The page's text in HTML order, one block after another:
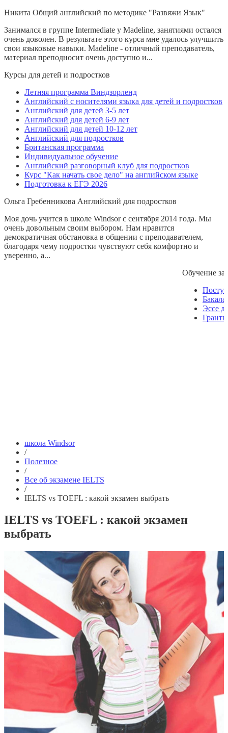
Никита Общий английский по методике "Развяжи Язык"
Занимался в группе Intermediate у Madeline, занятиями остался
очень доволен. В результате этого курса мне удалось улучшить
свои языковые навыки. Madeline - отличный преподаватель,
материал преподносит очень доступно и...
Курсы для детей и подростков
Летняя программа Виндзорленд
Английский с носителями языка для детей и подростков
Английский для детей 3-5 лет
Английский для детей 6-9 лет
Английский для детей 10-12 лет
Английский для подростков
Британская программа
Индивидуальное обучение
Английский разговорный клуб для подростков
Курс "Как начать свое дело" на английском языке
Подготовка к ЕГЭ 2026
Ольга Гребенникова Английский для подростков
Моя дочь учится в школе Windsor с сентября 2014 года. Мы
очень довольным своим выбором. Нам нравится
демократичная обстановка в общении с преподавателем,
благодаря чему подростки чувствуют себя комфортно и
уверенно, а...
Обучение
Эссе
школа Windsor
/
Полезное
/
Все об экзамене IELTS
/
IELTS vs TOEFL : какой экзамен выбрать
IELTS vs TOEFL : какой экзамен
выбрать